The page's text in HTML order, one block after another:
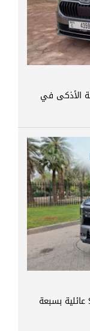
الأذكى في
ميتسوبيشي دستنيتور الجديدة كلياً: SUV عائلية بسبعة